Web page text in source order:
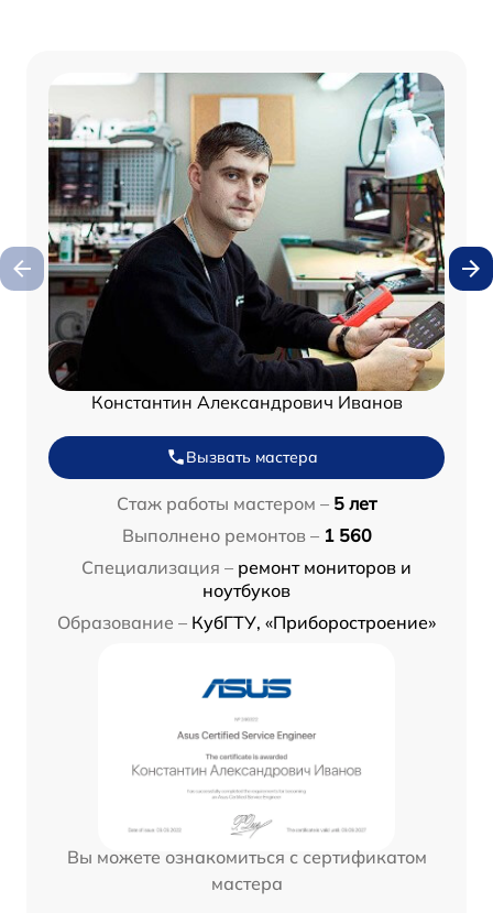
Константин Александрович Иванов
Вызвать мастера
Стаж работы мастером – 5 лет
Выполнено ремонтов – 1 560
Специализация – ремонт мониторов и
ноутбуков
Образование – КубГТУ, «Приборостроение»
Вы можете ознакомиться с сертификатом
мастера